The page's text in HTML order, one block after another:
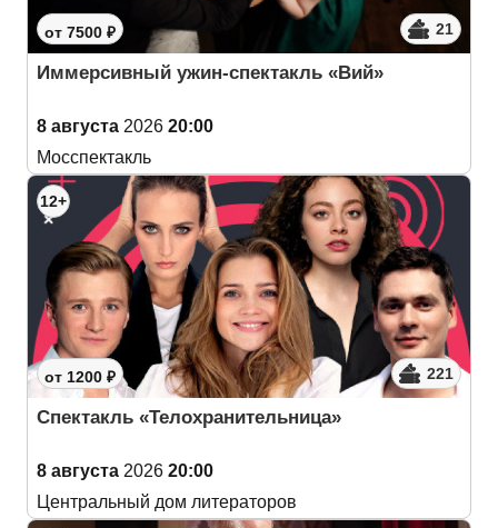
от 7500 ₽ 21
Иммерсивный ужин-спектакль «Вий»
8 августа 2026 20:00
Мосспектакль
12+
от 1200 ₽ 221
Спектакль «Телохранительница»
8 августа 2026 20:00
Центральный дом литераторов